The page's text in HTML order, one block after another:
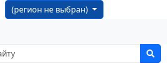
(регион не выбран)